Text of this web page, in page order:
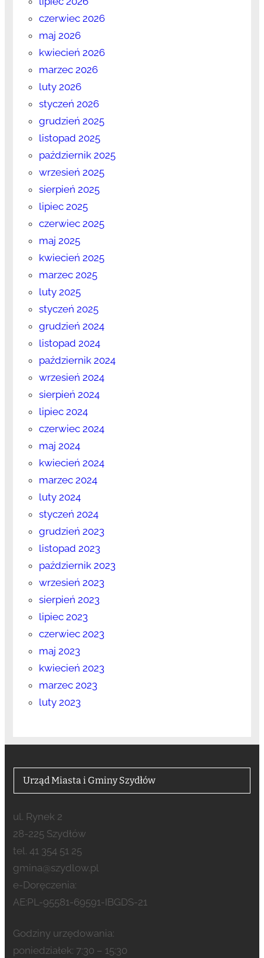
czerwiec 2026
maj 2026
kwiecień 2026
marzec 2026
luty 2026
styczeń 2026
grudzień 2025
listopad 2025
październik 2025
wrzesień 2025
sierpień 2025
lipiec 2025
czerwiec 2025
maj 2025
kwiecień 2025
marzec 2025
luty 2025
styczeń 2025
grudzień 2024
listopad 2024
październik 2024
wrzesień 2024
sierpień 2024
lipiec 2024
czerwiec 2024
maj 2024
kwiecień 2024
marzec 2024
luty 2024
styczeń 2024
grudzień 2023
listopad 2023
październik 2023
wrzesień 2023
sierpień 2023
lipiec 2023
czerwiec 2023
maj 2023
kwiecień 2023
marzec 2023
luty 2023
Urząd Miasta i Gminy Szydłów
ul. Rynek 2
28-225 Szydłów
tel. 41 354 51 25
gmina@szydlow.pl
e-Doręczenia:
AE:PL-95581-69591-IBGDS-21
Godziny urzędowania:
poniedziałek: 7:30 – 15:30